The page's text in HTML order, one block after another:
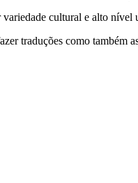
cultural e alto nível
traduções como também